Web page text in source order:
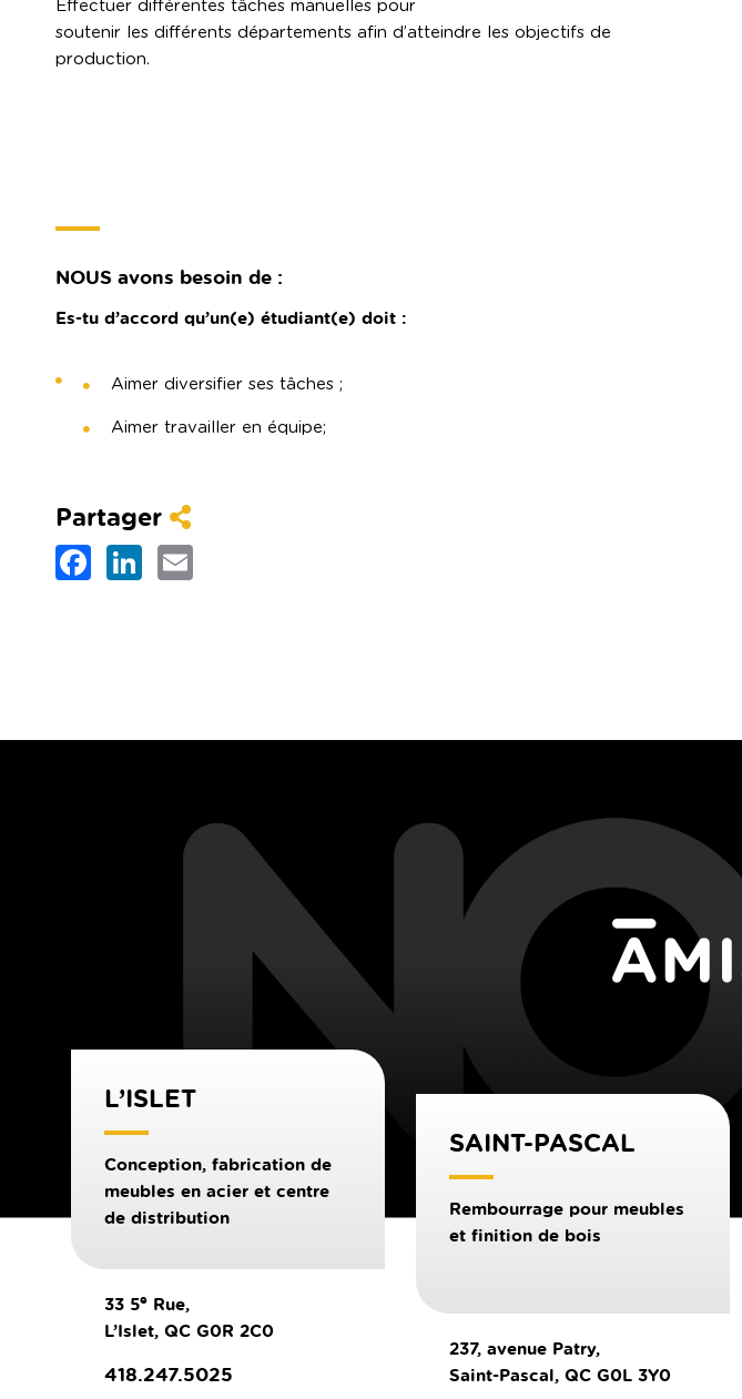
Effectuer différentes tâches manuelles pour
soutenir les différents départements afin d’atteindre les objectifs de
production.
NOUS avons besoin de :
Es-tu d’accord qu’un(e) étudiant(e) doit :
Aimer diversifier ses tâches ;
Aimer travailler en équipe;
Partager
PartagerFacebookLinkedIn
L’ISLET
Conception, fabrication de
meubles en acier et centre
de distribution
33 5eRue,
L’Islet, QC G0R 2C0
418.247.5025
SAINT-PASCAL
Rembourrage pour meubles
et finition de bois
237, avenue Patry,
Saint-Pascal, QC G0L 3Y0